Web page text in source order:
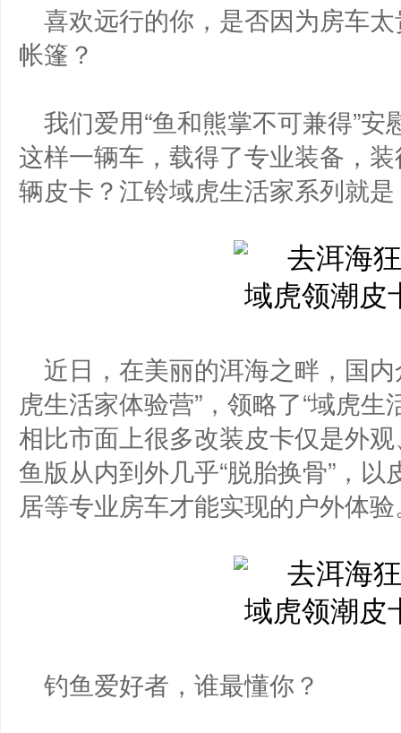
喜欢远行的你，是否因为房车
帐篷？
我们爱用“鱼和熊掌不可兼得”
这样一辆车，载得了专业装备，
辆皮卡？江铃域虎生活家系列就
近日，在美丽的洱海之畔，国
虎生活家体验营”，领略了“域虎
相比市面上很多改装皮卡仅是外
鱼版从内到外几乎“脱胎换骨”，
居等专业房车才能实现的户外体
钓鱼爱好者，谁最懂你？